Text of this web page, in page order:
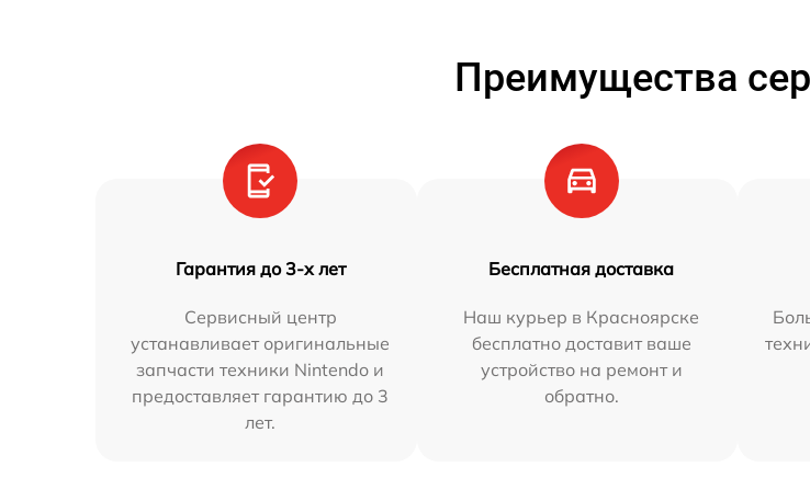
Преимущества
Гарантия до 3-х лет
Сервисный центр
устанавливает оригинальные
запчасти техники Nintendo и
предоставляет гарантию до 3
лет.
Бесплатная доставка
Наш курьер в Красноярске
бесплатно доставит ваше
устройство на ремонт и
обратно.